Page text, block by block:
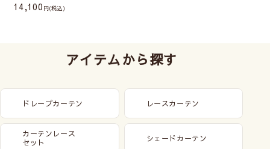
14,100 (税込)
アイテムから探す
ドレープカーテン レースカーテン
カーテンレース
セット
シェードカーテン